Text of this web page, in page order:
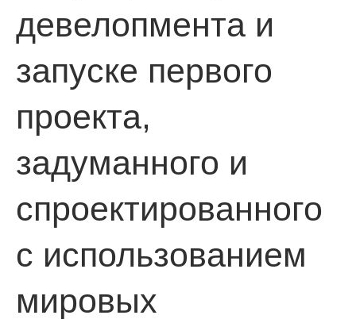
девелопмента и
запуске первого
проекта,
задуманного и
спроектированного
с использованием
мировых